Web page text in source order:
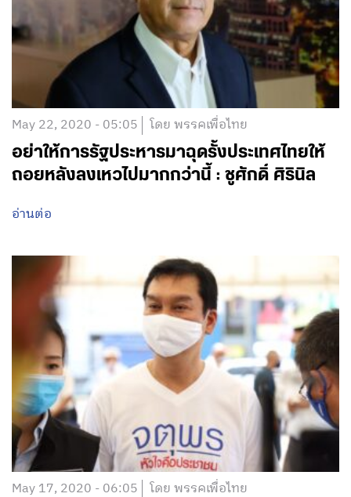
May 22, 2020 - 05:05 โดย พรรคเพื่อไทย
อย่าให้การรัฐประหารมาฉุดรั้งประเทศไทยให้
ถอยหลังลงเหวไปมากกว่านี้ : ชูศักดิ์ ศิรินิล
อ่านต่อ
May 17, 2020 - 06:05 โดย พรรคเพื่อไทย